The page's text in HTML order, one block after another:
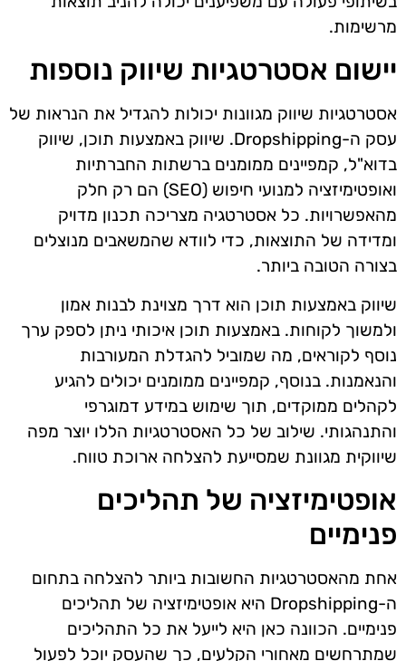
מרשימות.
יישום אסטרטגיות שיווק נוספות
אסטרטגיות שיווק מגוונות יכולות להגדיל את הנראות של
עסק ה-Dropshipping. שיווק באמצעות תוכן, שיווק
בדוא"ל, קמפיינים ממומנים ברשתות החברתיות
ואופטימיזציה למנועי חיפוש (SEO) הם רק חלק
מהאפשרויות. כל אסטרטגיה מצריכה תכנון מדויק
ומדידה של התוצאות, כדי לוודא שהמשאבים מנוצלים
בצורה הטובה ביותר.
שיווק באמצעות תוכן הוא דרך מצוינת לבנות אמון
ולמשוך לקוחות. באמצעות תוכן איכותי ניתן לספק ערך
נוסף לקוראים, מה שמוביל להגדלת המעורבות
והנאמנות. בנוסף, קמפיינים ממומנים יכולים להגיע
לקהלים ממוקדים, תוך שימוש במידע דמוגרפי
והתנהגותי. שילוב של כל האסטרטגיות הללו יוצר מפה
שיווקית מגוונת שמסייעת להצלחה ארוכת טווח.
אופטימיזציה של תהליכים
פנימיים
אחת מהאסטרטגיות החשובות ביותר להצלחה בתחום
ה-Dropshipping היא אופטימיזציה של תהליכים
פנימיים. הכוונה כאן היא לייעל את כל התהליכים
שמתרחשים מאחורי הקלעים, כך שהעסק יוכל לפעול